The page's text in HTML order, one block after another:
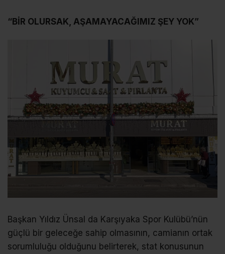
“BİR OLURSAK, AŞAMAYACAĞIMIZ ŞEY YOK”
Başkan Yıldız Ünsal da Karşıyaka Spor Kulübü’nün
güçlü bir geleceğe sahip olmasının, camianın ortak
sorumluluğu olduğunu belirterek, stat konusunun